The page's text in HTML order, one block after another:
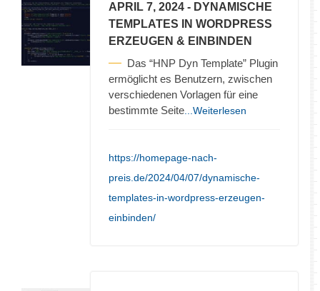
APRIL 7, 2024 - DYNAMISCHE
TEMPLATES IN WORDPRESS
ERZEUGEN & EINBINDEN
Das “HNP Dyn Template” Plugin
ermöglicht es Benutzern, zwischen
verschiedenen Vorlagen für eine
bestimmte Seite ...Weiterlesen
https://homepage-nach-
preis.de/2024/04/07/dynamische-
templates-in-wordpress-erzeugen-
einbinden/